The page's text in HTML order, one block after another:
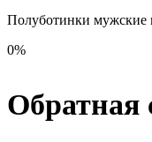
Полуботинки мужские
0%
Обратная